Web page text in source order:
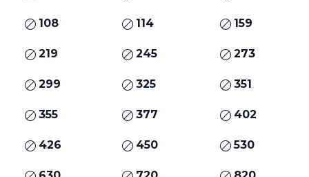
108 114 159
219 245 273
299 325 351
355 377 402
426 450 530